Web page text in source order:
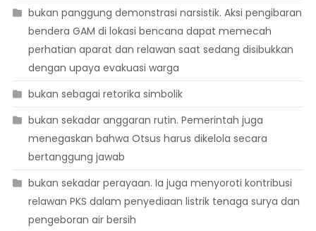
bukan panggung demonstrasi narsistik. Aksi pengibaran
bendera GAM di lokasi bencana dapat memecah
perhatian aparat dan relawan saat sedang disibukkan
dengan upaya evakuasi warga
bukan sebagai retorika simbolik
bukan sekadar anggaran rutin. Pemerintah juga
menegaskan bahwa Otsus harus dikelola secara
bertanggung jawab
bukan sekadar perayaan. Ia juga menyoroti kontribusi
relawan PKS dalam penyediaan listrik tenaga surya dan
pengeboran air bersih